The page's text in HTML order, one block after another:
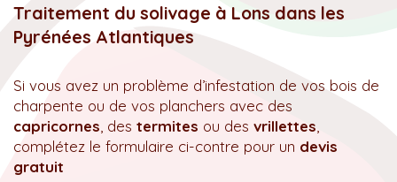
Traitement du solivage à Lons dans les
Pyrénées Atlantiques
Si vous avez un problème d’infestation de vos bois de
charpente ou de vos planchers avec des
capricornes , des termites ou des vrillettes
complétez le formulaire ci-contre pour un devis
gratuit